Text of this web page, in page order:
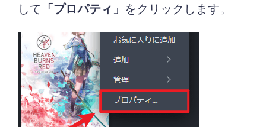
して 「プロパティ」 をクリックします。